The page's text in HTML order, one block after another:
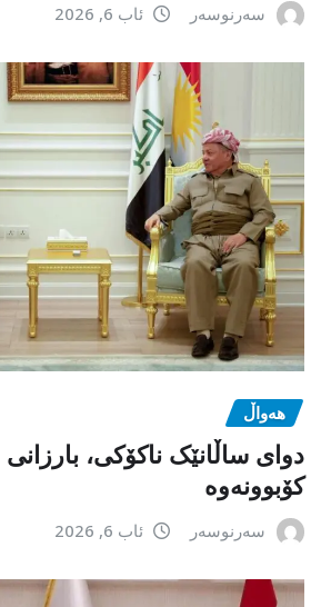
سەرنوسەر ئاب 6, 2026
هەواڵ
دوای ساڵانێک ناکۆکی، بارزانی
کۆبوونەوە
سەرنوسەر ئاب 6, 2026